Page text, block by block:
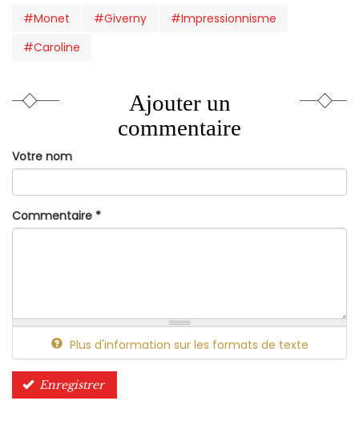
#Monet #Giverny
#Impressionnisme
#Caroline
Ajouter un
commentaire
Votre nom
Commentaire *
Plus d'information sur les formats de texte
Enregistrer